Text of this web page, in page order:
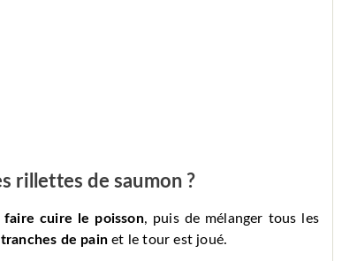
rillettes de saumon ?
faire cuire le poisson, puis de mélanger tous les
de pain et le tour est joué.